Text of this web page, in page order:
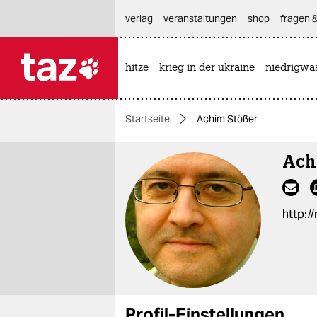
themen
politik
öko
gesellschaft
kultur
verlag
veranstaltungen shop fragen
hitze krieg in der ukraine
Startseite Achim Stößer
http://